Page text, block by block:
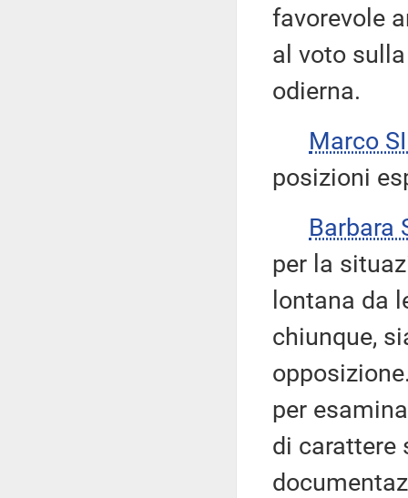
favorevole
al voto
odierna.
Marco
posizioni
Barbara
per la
lontana da
chiunque,
per
di carattere